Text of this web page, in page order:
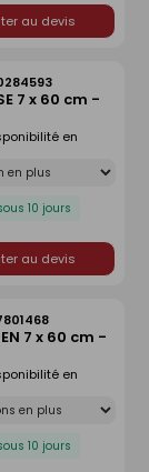
au devis
7 x 60 cm -
10 jours
en
au devis
7 x 60 cm -
10 jours
en